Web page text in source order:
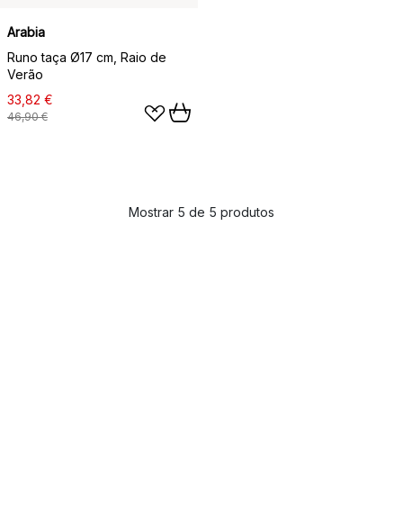
Arabia
Runo taça Ø17 cm, Raio de
Verão
33,82 €
46,90 €
Mostrar 5 de 5 produtos